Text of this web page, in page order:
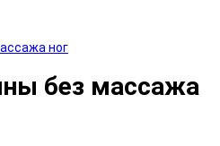
ног
без массажа